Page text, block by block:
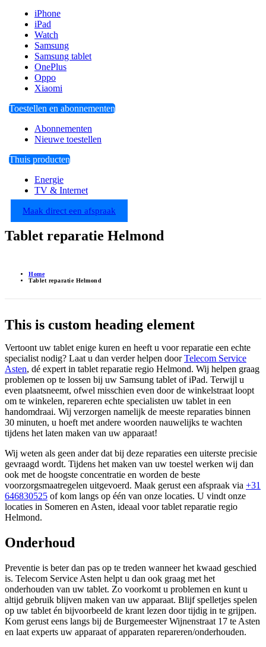
iPhone
iPad
Watch
Samsung
Samsung tablet
OnePlus
Oppo
Xiaomi
Toestellen en abonnementen
Abonnementen
Nieuwe toestellen
Thuis producten
Energie
TV & Internet
Maak direct een afspraak
Tablet reparatie Helmond
Home
Tablet reparatie Helmond
This is custom heading element
Vertoont uw tablet enige kuren en heeft u voor reparatie een echte
specialist nodig? Laat u dan verder helpen doorTelecom Service
Asten, dé expert in tablet reparatie regio Helmond. Wij helpen graag
problemen op te lossen bij uw Samsung tablet of iPad. Terwijl u
even plaatsneemt, ofwel misschien even door de winkelstraat loopt
om te winkelen, repareren echte specialisten uw tablet in een
handomdraai. Wij verzorgen namelijk de meeste reparaties binnen
30 minuten, u hoeft met andere woorden nauwelijks te wachten
tijdens het laten maken van uw apparaat!
Wij weten als geen ander dat bij deze reparaties een uiterste precisie
gevraagd wordt. Tijdens het maken van uw toestel werken wij dan
ook met de hoogste concentratie en worden de beste
voorzorgsmaatregelen uitgevoerd. Maak gerust een afspraak via +31
646830525 of kom langs op één van onze locaties. U vindt onze
locaties in Someren en Asten, ideaal voor tablet reparatie regio
Helmond.
Onderhoud
Preventie is beter dan pas op te treden wanneer het kwaad geschied
is. Telecom Service Asten helpt u dan ook graag met het
onderhouden van uw tablet. Zo voorkomt u problemen en kunt u
altijd gebruik blijven maken van uw apparaat. Blijf spelletjes spelen
op uw tablet én bijvoorbeeld de krant lezen door tijdig in te grijpen.
Kom gerust eens langs bij de Burgemeester Wijnenstraat 17 te Asten
en laat experts uw apparaat of apparaten repareren/onderhouden.